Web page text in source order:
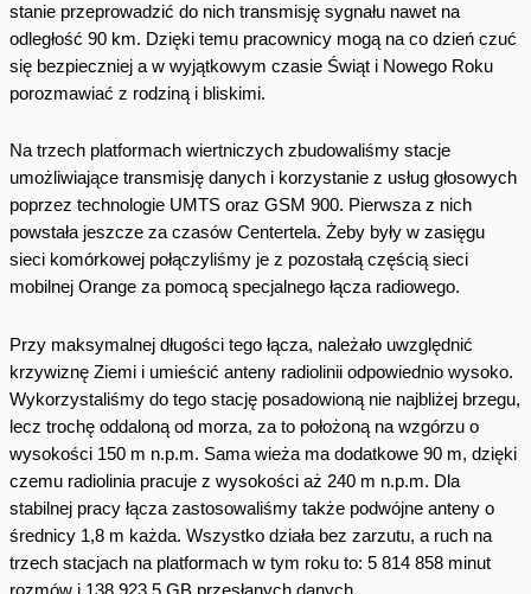
stanie przeprowadzić do nich transmisję sygnału nawet na
odległość 90 km. Dzięki temu pracownicy mogą na co dzień czuć
się bezpieczniej a w wyjątkowym czasie Świąt i Nowego Roku
porozmawiać z rodziną i bliskimi.
Na trzech platformach wiertniczych zbudowaliśmy stacje
umożliwiające transmisję danych i korzystanie z usług głosowych
poprzez technologie UMTS oraz GSM 900. Pierwsza z nich
powstała jeszcze za czasów Centertela. Żeby były w zasięgu
sieci komórkowej połączyliśmy je z pozostałą częścią sieci
mobilnej Orange za pomocą specjalnego łącza radiowego.
Przy maksymalnej długości tego łącza, należało uwzględnić
krzywiznę Ziemi i umieścić anteny radiolinii odpowiednio wysoko.
Wykorzystaliśmy do tego stację posadowioną nie najbliżej brzegu,
lecz trochę oddaloną od morza, za to położoną na wzgórzu o
wysokości 150 m n.p.m. Sama wieża ma dodatkowe 90 m, dzięki
czemu radiolinia pracuje z wysokości aż 240 m n.p.m. Dla
stabilnej pracy łącza zastosowaliśmy także podwójne anteny o
średnicy 1,8 m każda. Wszystko działa bez zarzutu, a ruch na
trzech stacjach na platformach w tym roku to: 5 814 858 minut
rozmów i 138 923,5 GB przesłanych danych.